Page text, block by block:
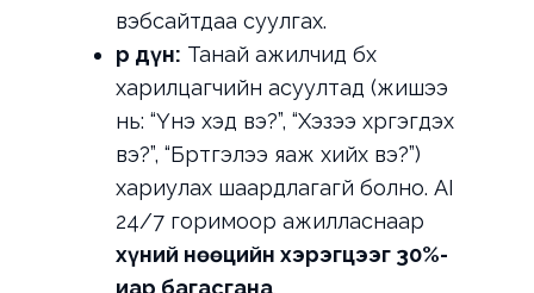
вэбсайтдаа суулгах.
Үр дүн: Танай ажилчид бүх
харилцагчийн асуултад (жишээ
нь: “Үнэ хэд вэ?”, “Хэзээ хүргэгдэх
вэ?”, “Бүртгэлээ яаж хийх вэ?”)
хариулах шаардлагагүй болно. AI
24/7 горимоор ажилласнаар
хүний нөөцийн хэрэгцээг 30%-